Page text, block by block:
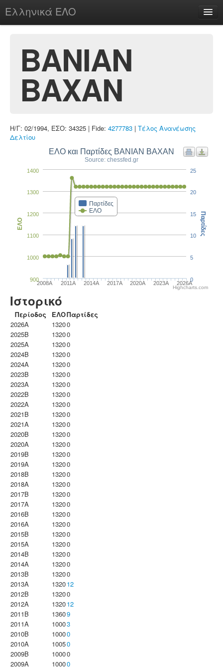
Ελληνικά ΕΛΟ
chesstu.be @ discord
Login
ΒΑΝΙΑΝ
ΒΑΧΑΝ
Η/Γ: 02/1994, ΕΣΟ: 34325 | Fide: 4277783 | Τέλος Ανανέωσης
Δελτίου
ΕΛΟ και Παρτίδες ΒΑΝΙΑΝ ΒΑΧΑΝ
Source: chessfed.gr
Παρτίδες
ΕΛΟ
2008A 2011A 2014A 2017A 2020A 2023Α 2026A
900
1000
1100
1200
1300
1400
ΕΛΟ
0
5
10
15
20
25
Παρτίδες
Highcharts.com
Ιστορικό
Περίοδος ΕΛΟΠαρτίδες
2026A
13200
2025B
13200
2025A
13200
2024B
13200
2024A
13200
2023B
13200
2023Α
13200
2022B
13200
2022A
13200
2021B
13200
2021A
13200
2020B
13200
2020A
13200
2019B
13200
2019A
13200
2018B
13200
2018A
13200
2017B
13200
2017A
13200
2016B
13200
2016A
13200
2015B
13200
2015A
13200
2014B
13200
2014A
13200
2013B
13200
2013A
132012
2012B
13200
2012A
132012
2011B
13609
2011A
10003
2010B
10000
2010A
10050
2009B
10000
2009A
10000